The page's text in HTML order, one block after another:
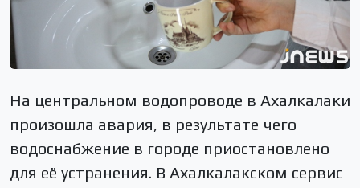
На центральном водопроводе в Ахалкалаки
произошла авария, в результате чего
водоснабжение в городе приостановлено
для её устранения. В Ахалкалакском сервис